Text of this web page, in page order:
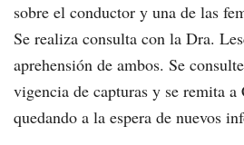
sobre el conductor y una de las
Se realiza consulta con la Dra.
aprehensión de ambos. Se
vigencia de capturas y se remita
quedando a la espera de nuevos